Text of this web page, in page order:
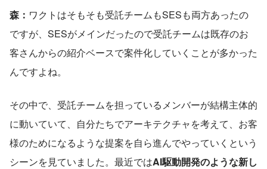
森： ワクトはそもそも受託チームもSESも両方あったの
ですが、SESがメインだったので受託チームは既存のお
客さんからの紹介ベースで案件化していくことが多かった
んですよね。
その中で、受託チームを担っているメンバーが結構主体的
に動いていて、自分たちでアーキテクチャを考えて、お客
様のためになるような提案を自ら進んでやっていくという
シーンを見ていました。最近ではAI駆動開発のような新し